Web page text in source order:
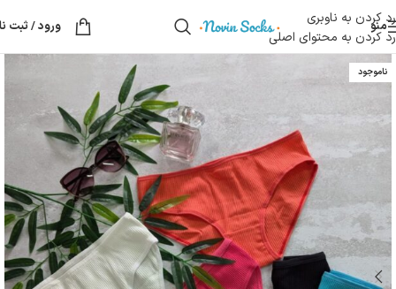
رد کردن به ناوبری
رد کردن به محتوای اصلی
منو ورود / ثبت
ناموجود